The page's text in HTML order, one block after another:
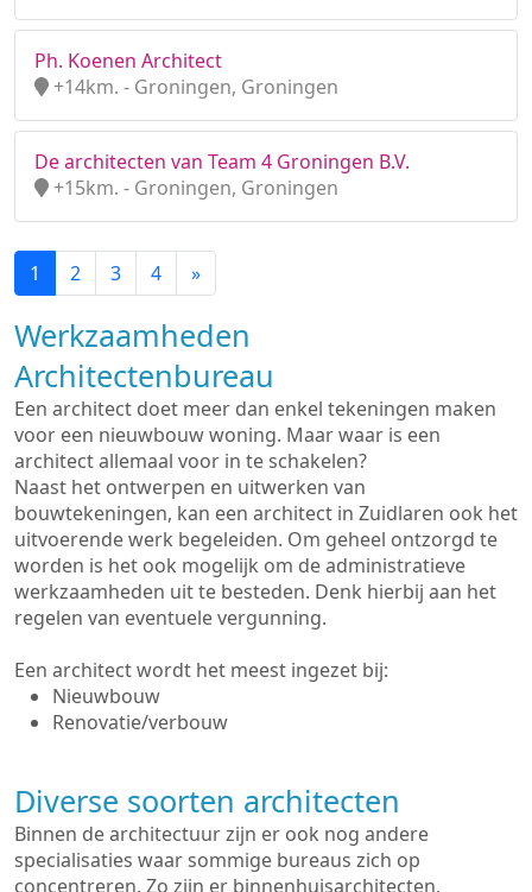
Ph. Koenen Architect
+14km. - Groningen, Groningen
De architecten van Team 4 Groningen B.V.
+15km. - Groningen, Groningen
1 2 3 4 »
Werkzaamheden
Architectenbureau
Een architect doet meer dan enkel tekeningen maken
voor een nieuwbouw woning. Maar waar is een
architect allemaal voor in te schakelen?
Naast het ontwerpen en uitwerken van
bouwtekeningen, kan een architect in Zuidlaren ook het
uitvoerende werk begeleiden. Om geheel ontzorgd te
worden is het ook mogelijk om de administratieve
werkzaamheden uit te besteden. Denk hierbij aan het
regelen van eventuele vergunning.
Een architect wordt het meest ingezet bij:
Nieuwbouw
Renovatie/verbouw
Diverse soorten architecten
Binnen de architectuur zijn er ook nog andere
specialisaties waar sommige bureaus zich op
concentreren. Zo zijn er binnenhuisarchitecten,